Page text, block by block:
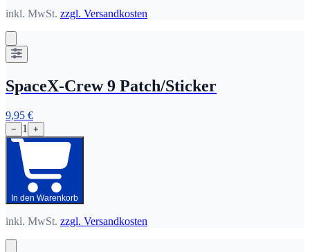
inkl. MwSt. zzgl. Versandkosten
SpaceX-Crew 9 Patch/Sticker
9,95 €
− 1 +
In den Warenkorb
inkl. MwSt. zzgl. Versandkosten